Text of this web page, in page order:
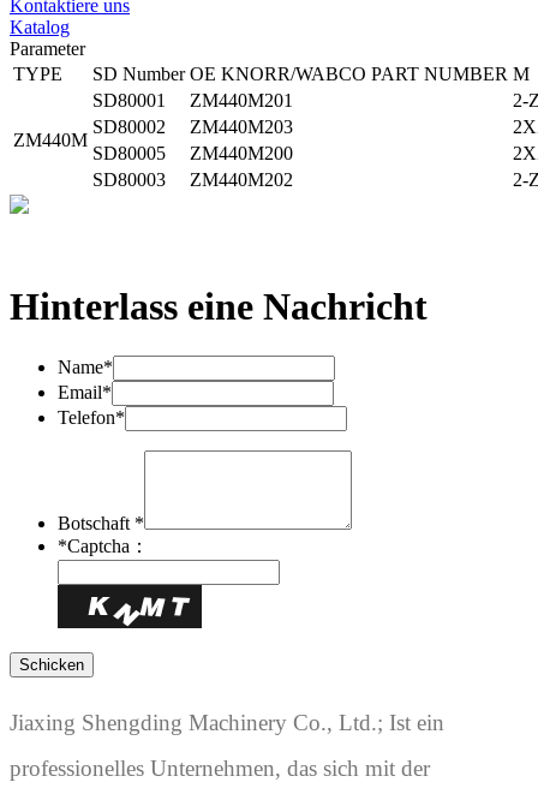
Kontaktiere uns
Katalog
Parameter
TYPE
SD Number OE KNORR/WABCO PART NUMBER M
ZM440M
SD80001 ZM440M201
2-
SD80002
ZM440M203
SD80005
ZM440M200
SD80003
ZM440M202 2-
Hinterlass eine Nachricht
Name*
Email*
Telefon*
Botschaft *
*Captcha：
Jiaxing Shengding Machinery Co., Ltd.; Ist ein
professionelles Unternehmen, das sich mit der